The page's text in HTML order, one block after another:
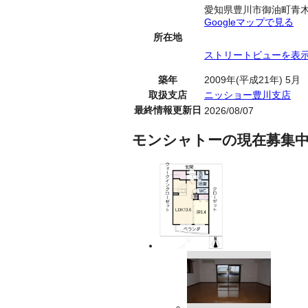
所在地
愛知県豊川市御油町青
Googleマップで見る
ストリートビューを表
築年
2009年(平成21年) 5月
取扱支店
ニッショー豊川支店
最終情報更新日 2026/08/07
モンシャトーの現在募集